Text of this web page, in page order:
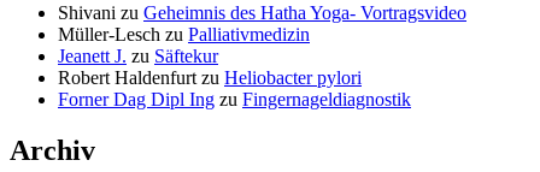
Shivani zu Geheimnis des Hatha Yoga- Vortragsvideo
Müller-Lesch zu Palliativmedizin
Jeanett J. zu Säftekur
Robert Haldenfurt zu Heliobacter pylori
Forner Dag Dipl Ing zu Fingernageldiagnostik
Archiv